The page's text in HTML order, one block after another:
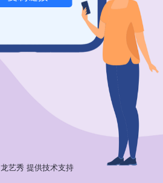
粤ICP备19150304号
举报
龙艺秀 提供技术支持